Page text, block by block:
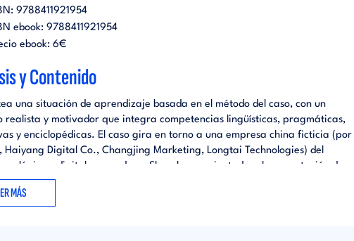
9788411921954
ebook: 9788411921954
ebook: 6€
y Contenido
una situación de aprendizaje basada en el método del caso, con un
realista y motivador que integra competencias lingüísticas, pragmáticas,
y enciclopédicas. El caso gira en torno a una empresa china ficticia (por
Haiyang Digital Co., Changjing Marketing, Longtai Technologies) del
y digital, con sede en Shenzhen y orientada a la exportación de
electrónicos. La empresa podría estar fundada en 2015 por
jóvenes y tener una estructura organizativa simple (departamentos
MÁS